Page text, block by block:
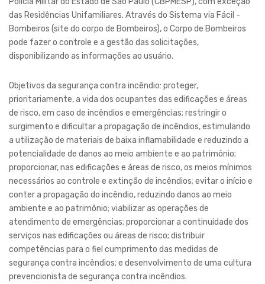
das Residências Unifamiliares. Através do Sistema via Fácil -
Bombeiros (site do corpo de Bombeiros), o Corpo de Bombeiros
pode fazer o controle e a gestão das solicitações,
disponibilizando as informações ao usuário.
Objetivos da segurança contra incêndio: proteger,
prioritariamente, a vida dos ocupantes das edificações e áreas
de risco, em caso de incêndios e emergências; restringir o
surgimento e dificultar a propagação de incêndios, estimulando
a utilização de materiais de baixa inflamabilidade e reduzindo a
potencialidade de danos ao meio ambiente e ao patrimônio;
proporcionar, nas edificações e áreas de risco, os meios mínimos
necessários ao controle e extinção de incêndios; evitar o início e
conter a propagação do incêndio, reduzindo danos ao meio
ambiente e ao patrimônio; viabilizar as operações de
atendimento de emergências; proporcionar a continuidade dos
serviços nas edificações ou áreas de risco; distribuir
competências para o fiel cumprimento das medidas de
segurança contra incêndios; e desenvolvimento de uma cultura
prevencionista de segurança contra incêndios.